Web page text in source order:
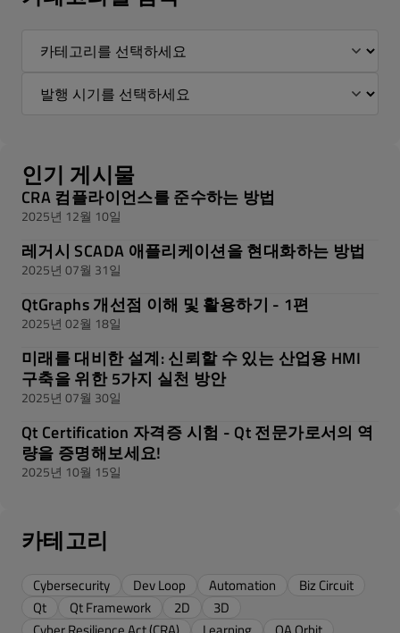
인기 게시물
CRA 컴플라이언스를 준수하는 방법
2025년 12월 10일
레거시 SCADA 애플리케이션을 현대화하는 방법
2025년 07월 31일
QtGraphs 개선점 이해 및 활용하기 - 1편
2025년 02월 18일
미래를 대비한 설계: 신뢰할 수 있는 산업용 HMI
구축을 위한 5가지 실천 방안
2025년 07월 30일
Qt Certification 자격증 시험 - Qt 전문가로서의 역
량을 증명해보세요!
2025년 10월 15일
카테고리
Cybersecurity Dev Loop Automation
Biz Circuit
Qt
Qt Framework 2D
3D